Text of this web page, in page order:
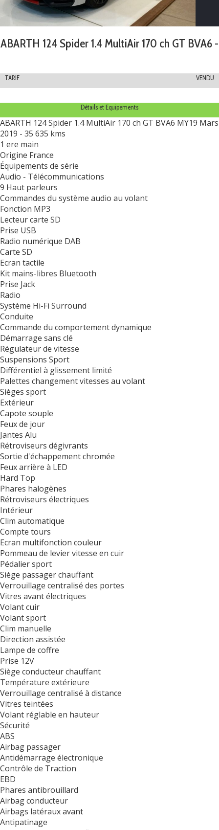
ABARTH 124 Spider 1.4 MultiAir 170 ch GT BVA6 -
TARIF VENDU
Détails et Equipements
ABARTH 124 Spider 1.4 MultiAir 170 ch GT BVA6 MY19 Mars
2019 - 35 635 kms
1 ere main
Origine France
Équipements de série
Audio - Télécommunications
9 Haut parleurs
Commandes du système audio au volant
Fonction MP3
Lecteur carte SD
Prise USB
Radio numérique DAB
Carte SD
Ecran tactile
Kit mains-libres Bluetooth
Prise Jack
Radio
Système Hi-Fi Surround
Conduite
Commande du comportement dynamique
Démarrage sans clé
Régulateur de vitesse
Suspensions Sport
Différentiel à glissement limité
Palettes changement vitesses au volant
Sièges sport
Extérieur
Capote souple
Feux de jour
Jantes Alu
Rétroviseurs dégivrants
Sortie d'échappement chromée
Feux arrière à LED
Hard Top
Phares halogènes
Rétroviseurs électriques
Intérieur
Clim automatique
Compte tours
Ecran multifonction couleur
Pommeau de levier vitesse en cuir
Pédalier sport
Siège passager chauffant
Verrouillage centralisé des portes
Vitres avant électriques
Volant cuir
Volant sport
Clim manuelle
Direction assistée
Lampe de coffre
Prise 12V
Siège conducteur chauffant
Température extérieure
Verrouillage centralisé à distance
Vitres teintées
Volant réglable en hauteur
Sécurité
ABS
Airbag passager
Antidémarrage électronique
Contrôle de Traction
EBD
Phares antibrouillard
Airbag conducteur
Airbags latéraux avant
Antipatinage